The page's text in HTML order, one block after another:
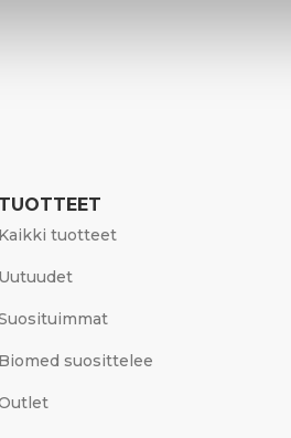
TUOTTEET
Kaikki tuotteet
Uutuudet
Biomed suosittelee